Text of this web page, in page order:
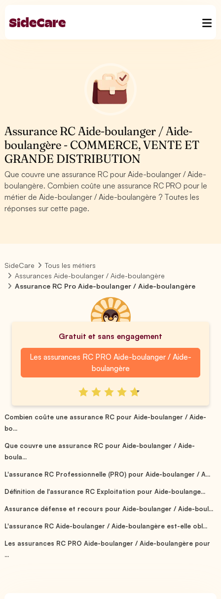
Assurance RC Aide-boulanger / Aide-
boulangère - COMMERCE, VENTE ET
GRANDE DISTRIBUTION
Que couvre une assurance RC pour Aide-boulanger / Aide-
boulangère. Combien coûte une assurance RC PRO pour le
métier de Aide-boulanger / Aide-boulangère ? Toutes les
réponses sur cette page.
SideCare
Tous les métiers
Assurances Aide-boulanger / Aide-boulangère
Assurance RC Pro Aide-boulanger / Aide-boulangère
Gratuit et sans engagement
Les assurances RC PRO Aide-boulanger / Aide-
boulangère
Combien coûte une assurance RC pour Aide-boulanger / Aide-
bo...
Que couvre une assurance RC pour Aide-boulanger / Aide-
boula...
L'assurance RC Professionnelle (PRO) pour Aide-boulanger / A...
Définition de l'assurance RC Exploitation pour Aide-boulange...
Assurance défense et recours pour Aide-boulanger / Aide-boul...
L'assurance RC Aide-boulanger / Aide-boulangère est-elle obl...
Les assurances RC PRO Aide-boulanger / Aide-boulangère pour
...